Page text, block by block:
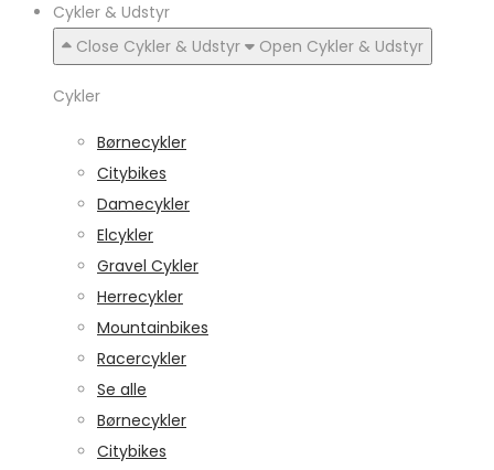
Cykler & Udstyr
Close Cykler & Udstyr
Open Cykler & Udstyr
Cykler
Børnecykler
Citybikes
Damecykler
Elcykler
Gravel Cykler
Herrecykler
Mountainbikes
Racercykler
Se alle
Børnecykler
Citybikes